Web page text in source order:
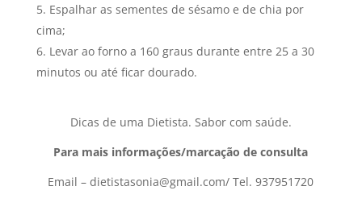
Espalhar as sementes de sésamo e de chia por
cima;
Levar ao forno a 160 graus durante entre 25 a 30
minutos ou até ficar dourado.
Dicas de uma Dietista. Sabor com saúde.
Para mais informações/marcação de consulta
Email –dietistasonia@gmail.com/ Tel. 937951720